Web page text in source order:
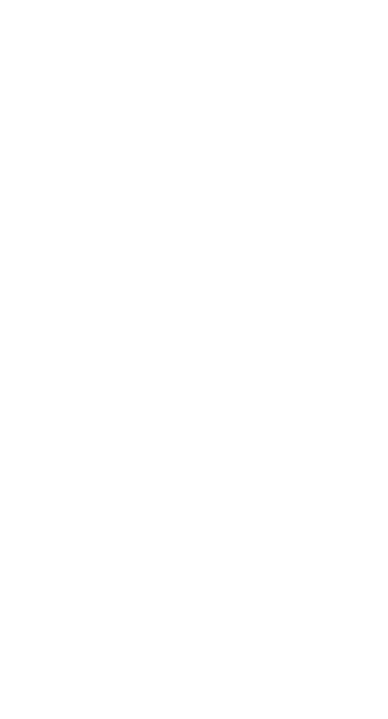
unsere täglichen Tauchausfahrten im Oktober 2021!
der kleinen und auch großen Schätze, die unser schönes Rotes
auf unseren mehrtägigen Minisafaris halten sie euch stets auf
Abu Nuhas oder an der Thistlegorm stehen auf dem Programm. Ob im
erscheinen täglich! 365 Tage im Jahr könnt ihr mit uns zusammen auf
täglichen Tauchausfahrten!
als gewohnt, deshalb jedoch nicht weniger motiviert auf den Weg zu
den Weg nach „Carlsons Corner“, wo unser ersten Tauchgang
Wasser sprang. Mit so einem tollen Start in den Tag kann es ja nur
Drift machen, die anderen entschieden sich für einen stationären
gedeckt. Nach einem leckeren Mittagessen machten wir eine kleine
Wasser ab. Jedoch verging nicht allzu lange Zeit bis die Glocke wieder
machten wir und auf den Weg nach Ham Ham. Diesmal
eine kleine Schildkröte unseren Weg, die wohl einen dringenden
sahen wir erneut einen Schatten näher kommen, ein Adlerrochen zog
hinter ihm. Wir bewunderten seine schöne Marmorierung. Die
der Einzige seiner Art der uns heute begegnete. Wir ließen uns über
Zuerst den Vater und später dann Mama mit Kind, die auf einem
waren alle drei wunderschön, als sie in einer Formatierung schwammen,